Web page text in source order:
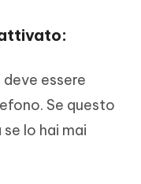
deve essere
Se questo
lo hai mai